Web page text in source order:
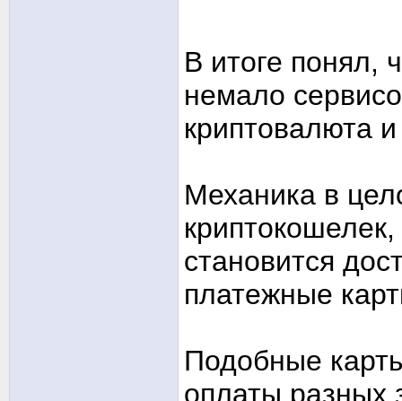
В итоге понял,
немало
криптовалюта
Механика в
становится
платежные
Подобные
оплаты разных